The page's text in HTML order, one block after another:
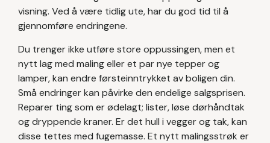
visning. Ved å være tidlig ute, har du god tid til å
gjennomføre endringene.
Du trenger ikke utføre store oppussingen, men et
nytt lag med maling eller et par nye tepper og
lamper, kan endre førsteinntrykket av boligen din.
Små endringer kan påvirke den endelige salgsprisen.
Reparer ting som er ødelagt; lister, løse dørhåndtak
og dryppende kraner. Er det hull i vegger og tak, kan
disse tettes med fugemasse. Et nytt malingsstrøk er